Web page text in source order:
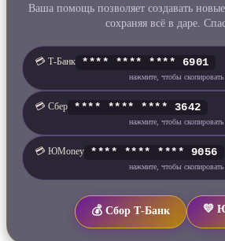
Ваша помощь позволяет создавать
сохраняя всё в даре.
💳 Т‑Банк **** **** **** 6901
нажмите, чтобы скопировать
💳 Сбер **** **** **** 3642
нажмите, чтобы скопировать
💳 ЮMoney **** **** **** 9056
нажмите, чтобы скопировать
💰 Сбор Т‑Банк 💛